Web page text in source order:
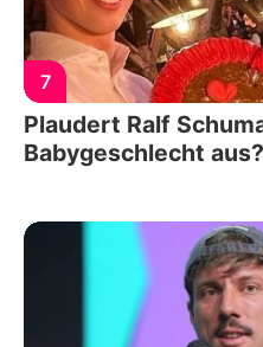
7
Plaudert Ralf
Babygeschlecht aus?